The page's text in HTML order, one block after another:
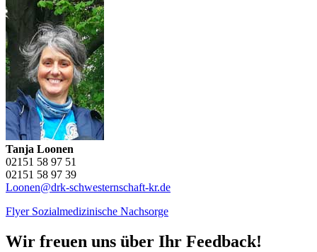
Tanja Loonen
02151 58 97 51
02151 58 97 39
Loonen@drk-schwesternschaft-kr.de
Flyer Sozialmedizinische Nachsorge
Wir freuen uns über Ihr Feedback!